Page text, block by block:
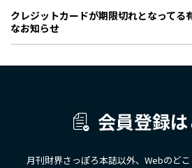
クレジットカードが期限切れとなってる
なお知らせ
会員登録
月刊財界さっぽろ本誌以外、Webのど